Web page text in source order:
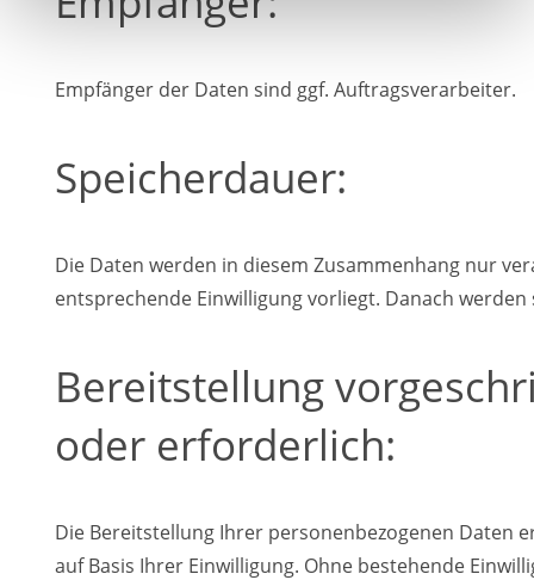
Empfänger der Daten sind ggf. Auftragsverarbeiter.
Speicherdauer:
Die Daten werden in diesem Zusammenhang nur
entsprechende Einwilligung vorliegt. Danach werden
Bereitstellung
oder erforderlich:
Die Bereitstellung Ihrer personenbezogenen Daten
auf Basis Ihrer Einwilligung. Ohne bestehende